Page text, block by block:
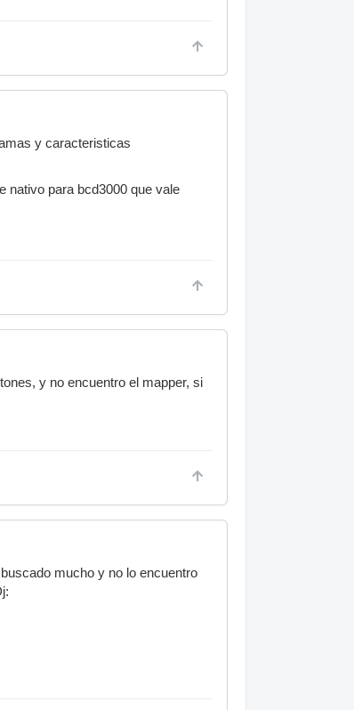
y caracteristicas
nativo para bcd3000 que vale
y no encuentro el mapper, si
mucho y no lo encuentro